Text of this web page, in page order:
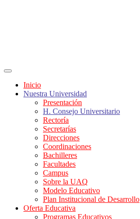
Inicio
Nuestra Universidad
Presentación
H. Consejo Universitario
Rectoría
Secretarías
Direcciones
Coordinaciones
Bachilleres
Facultades
Campus
Sobre la UAQ
Modelo Educativo
Plan Institucional de Desarrollo
Oferta Educativa
Programas Educativos